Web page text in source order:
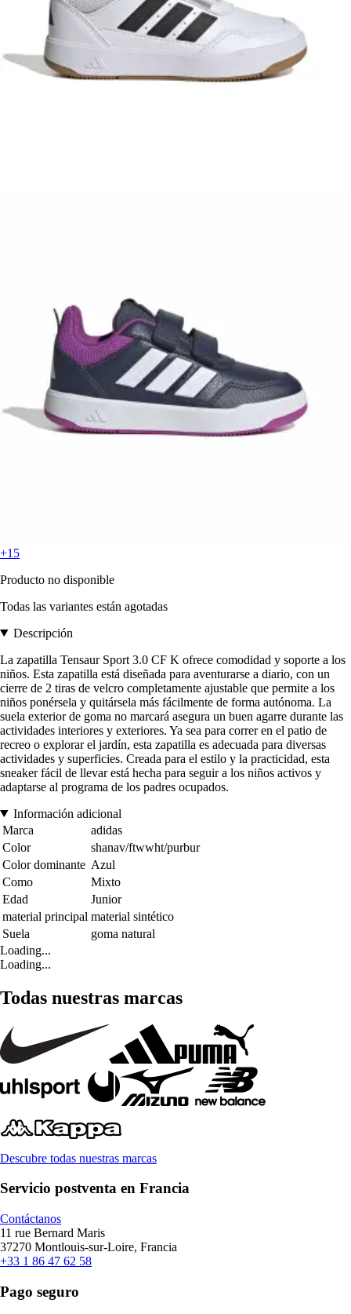
+15
Producto no disponible
Todas las variantes están agotadas
Descripción
La zapatilla Tensaur Sport 3.0 CF K ofrece comodidad y soporte a los
niños. Esta zapatilla está diseñada para aventurarse a diario, con un
cierre de 2 tiras de velcro completamente ajustable que permite a los
niños ponérsela y quitársela más fácilmente de forma autónoma. La
suela exterior de goma no marcará asegura un buen agarre durante las
actividades interiores y exteriores. Ya sea para correr en el patio de
recreo o explorar el jardín, esta zapatilla es adecuada para diversas
actividades y superficies. Creada para el estilo y la practicidad, esta
sneaker fácil de llevar está hecha para seguir a los niños activos y
adaptarse al programa de los padres ocupados.
Información adicional
Marca
adidas
Color
shanav/ftwwht/purbur
Color dominante Azul
Como
Mixto
Edad
Junior
material principal material sintético
Suela
goma natural
Loading...
Loading...
Todas nuestras marcas
Descubre todas nuestras marcas
Servicio postventa en Francia
Contáctanos
11 rue Bernard Maris
37270 Montlouis-sur-Loire, Francia
+33 1 86 47 62 58
Pago seguro